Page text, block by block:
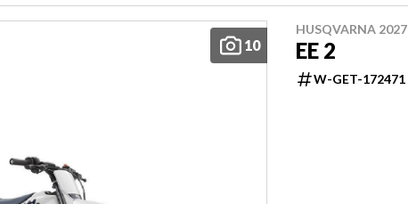
10
HUSQVARNA 2027
EE 2
W-GET-172471